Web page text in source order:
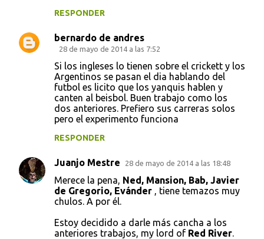
RESPONDER
bernardo de andres
28 de mayo de 2014 a las 7:52
Si los ingleses lo tienen sobre el crickett y los
Argentinos se pasan el dia hablando del
futbol es licito que los yanquis hablen y
canten al beisbol. Buen trabajo como los
dos anteriores. Prefiero sus carreras solos
pero el experimento funciona
RESPONDER
Juanjo Mestre 28 de mayo de 2014 a las 18:48
Merece la pena, Ned, Mansion, Bab, Javier
de Gregorio, Evánder , tiene temazos muy
chulos. A por él.
Estoy decidido a darle más cancha a los
anteriores trabajos, my lord of Red River.